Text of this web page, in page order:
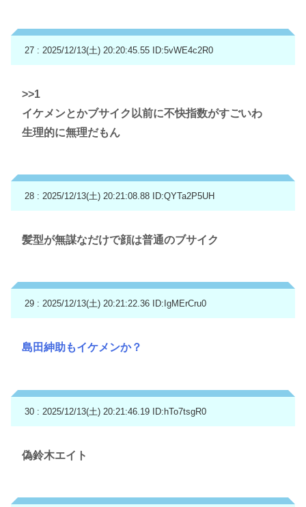
27 : 2025/12/13(土) 20:20:45.55 ID:5vWE4c2R0
>>1
イケメンとかブサイク以前に不快指数がすごいわ
生理的に無理だもん
28 : 2025/12/13(土) 20:21:08.88 ID:QYTa2P5UH
髪型が無謀なだけで顔は普通のブサイク
29 : 2025/12/13(土) 20:21:22.36 ID:IgMErCru0
島田紳助もイケメンか？
30 : 2025/12/13(土) 20:21:46.19 ID:hTo7tsgR0
偽鈴木エイト